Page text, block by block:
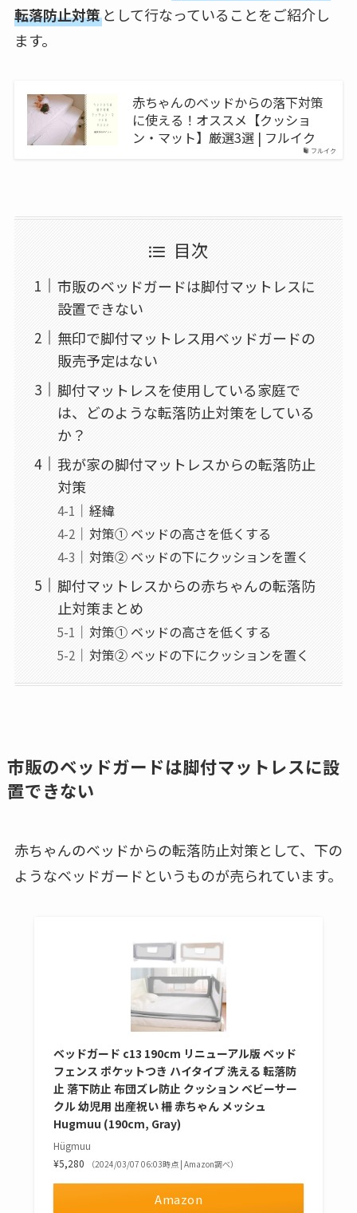
転落防止対策として行なっていることをご紹介し
ます。
フルイク
赤ちゃんのベッドからの落下対策
に使える！オススメ【クッショ
ン・マット】厳選3選 | フルイク
目次
市販のベッドガードは脚付マットレスに
設置できない
無印で脚付マットレス用ベッドガードの
販売予定はない
脚付マットレスを使用している家庭で
は、どのような転落防止対策をしている
か？
我が家の脚付マットレスからの転落防止
対策
経緯
対策① ベッドの高さを低くする
対策② ベッドの下にクッションを置く
脚付マットレスからの赤ちゃんの転落防
止対策まとめ
対策① ベッドの高さを低くする
対策② ベッドの下にクッションを置く
市販のベッドガードは脚付マットレスに設
置できない
赤ちゃんのベッドからの転落防止対策として、下の
ようなベッドガードというものが売られています。
ベッドガード c13 190cm リニューアル版 ベッド
フェンス ポケットつき ハイタイプ 洗える 転落防
止 落下防止 布団ズレ防止 クッション ベビーサー
クル 幼児用 出産祝い 柵 赤ちゃん メッシュ
Hugmuu (190cm, Gray)
Hügmuu
¥5,280
（2024/03/07 06:03時点 | Amazon調べ）
Amazon